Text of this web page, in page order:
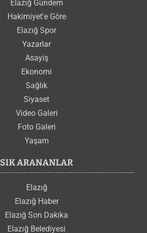
Elazığ Gündem
Hakimiyet'e Göre
Elazığ Spor
Yazarlar
Asayiş
Ekonomi
Sağlık
Siyaset
Video Galeri
Foto Galeri
Yaşam
SIK ARANANLAR
Elazığ
Elazığ Haber
Elazığ Son Dakika
Elazığ Belediyesi